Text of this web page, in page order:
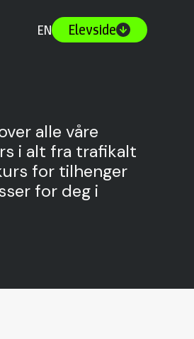
EN Elevside
alle våre
i alt fra trafikalt
for tilhenger
for deg i